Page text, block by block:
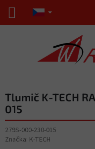
obsah
NÁKUPNÍ
Tlumič K-TECH
015
279S-000-230-015
Značka: K-TECH